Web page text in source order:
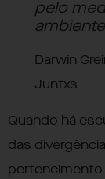
pelo
Darwin
Juntxs
Quando há
das
pertencimento